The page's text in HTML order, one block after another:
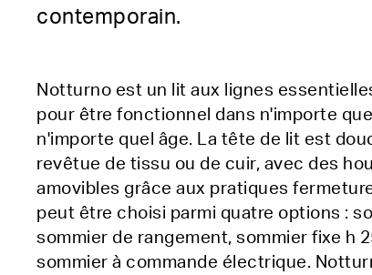
contemporain.
Notturno est un lit aux lignes
pour être fonctionnel dans n'importe
n'importe quel âge. La tête de lit est
revêtue de tissu ou de cuir, avec des
amovibles grâce aux pratiques
peut être choisi parmi quatre options :
sommier de rangement, sommier fixe h
sommier à commande électrique.